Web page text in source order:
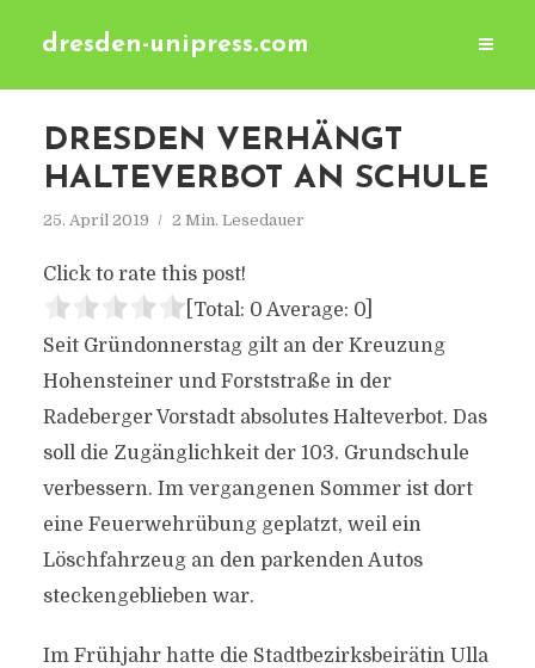
dresden-unipress.com
DRESDEN VERHÄNGT
HALTEVERBOT AN SCHULE
25. April 2019 2 Min. Lesedauer
Click to rate this post!
[Total: 0 Average: 0]
Seit Gründonnerstag gilt an der Kreuzung
Hohensteiner und Forststraße in der
Radeberger Vorstadt absolutes Halteverbot. Das
soll die Zugänglichkeit der 103. Grundschule
verbessern. Im vergangenen Sommer ist dort
eine Feuerwehrübung geplatzt, weil ein
Löschfahrzeug an den parkenden Autos
steckengeblieben war.
Im Frühjahr hatte die Stadtbezirksbeirätin Ulla